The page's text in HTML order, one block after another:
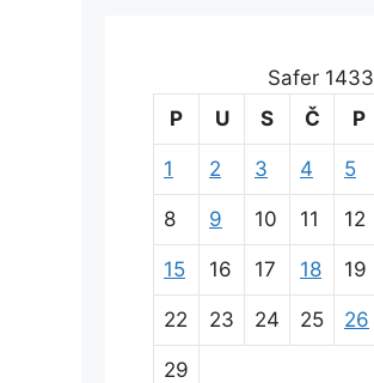
Safer 1433
P
U S Č P
1 2 3 4 5
8 9 10 11 12
15 16 17 18 19
22 23 24 25 26
29